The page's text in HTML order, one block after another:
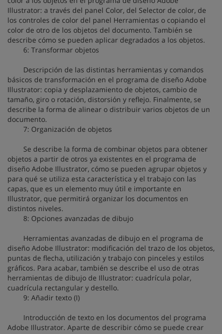
Illustrator: a través del panel Color, del Selector de color, de
los controles de color del panel Herramientas o copiando el
color de otro de los objetos del documento. También se
describe cómo se pueden aplicar degradados a los objetos.
6: Transformar objetos
Descripción de las distintas herramientas y comandos
básicos de transformación en el programa de diseño Adobe
Illustrator: copia y desplazamiento de objetos, cambio de
tamaño, giro o rotación, distorsión y reflejo. Finalmente, se
describe la forma de alinear o distribuir varios objetos de un
documento.
7: Organización de objetos
Se describe la forma de combinar objetos para obtener
objetos a partir de otros ya existentes en el programa de
diseño Adobe Illustrator, cómo se pueden agrupar objetos y
para qué se utiliza esta característica y el trabajo con las
capas, que es un elemento muy útil e importante en
Illustrator, que permitirá organizar los documentos en
distintos niveles.
8: Opciones avanzadas de dibujo
Herramientas avanzadas de dibujo en el programa de
diseño Adobe Illustrator: modificación del trazo de los objetos,
puntas de flecha, utilización y trabajo con pinceles y estilos
gráficos. Para acabar, también se describe el uso de otras
herramientas de dibujo de Illustrator: cuadrícula polar,
cuadrícula rectangular y destello.
9: Añadir texto (I)
Introducción de texto en los documentos del programa
Adobe Illustrator. Aparte de describir cómo se puede crear